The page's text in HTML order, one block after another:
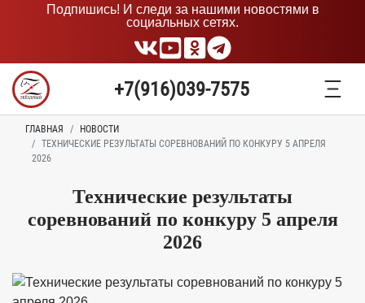
Подпишись! И следи за нашими новостями в
социальных сетях.
+7(916)039-7575
ГЛАВНАЯ
НОВОСТИ
ТЕХНИЧЕСКИЕ РЕЗУЛЬТАТЫ СОРЕВНОВАНИЙ ПО КОНКУРУ 5 АПРЕЛЯ
2026
Технические результаты
соревнований по конкуру 5 апреля
2026